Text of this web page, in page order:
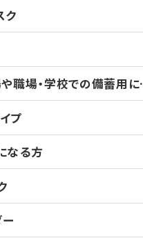
ク
や職場・学校での備蓄用
プ
なる方